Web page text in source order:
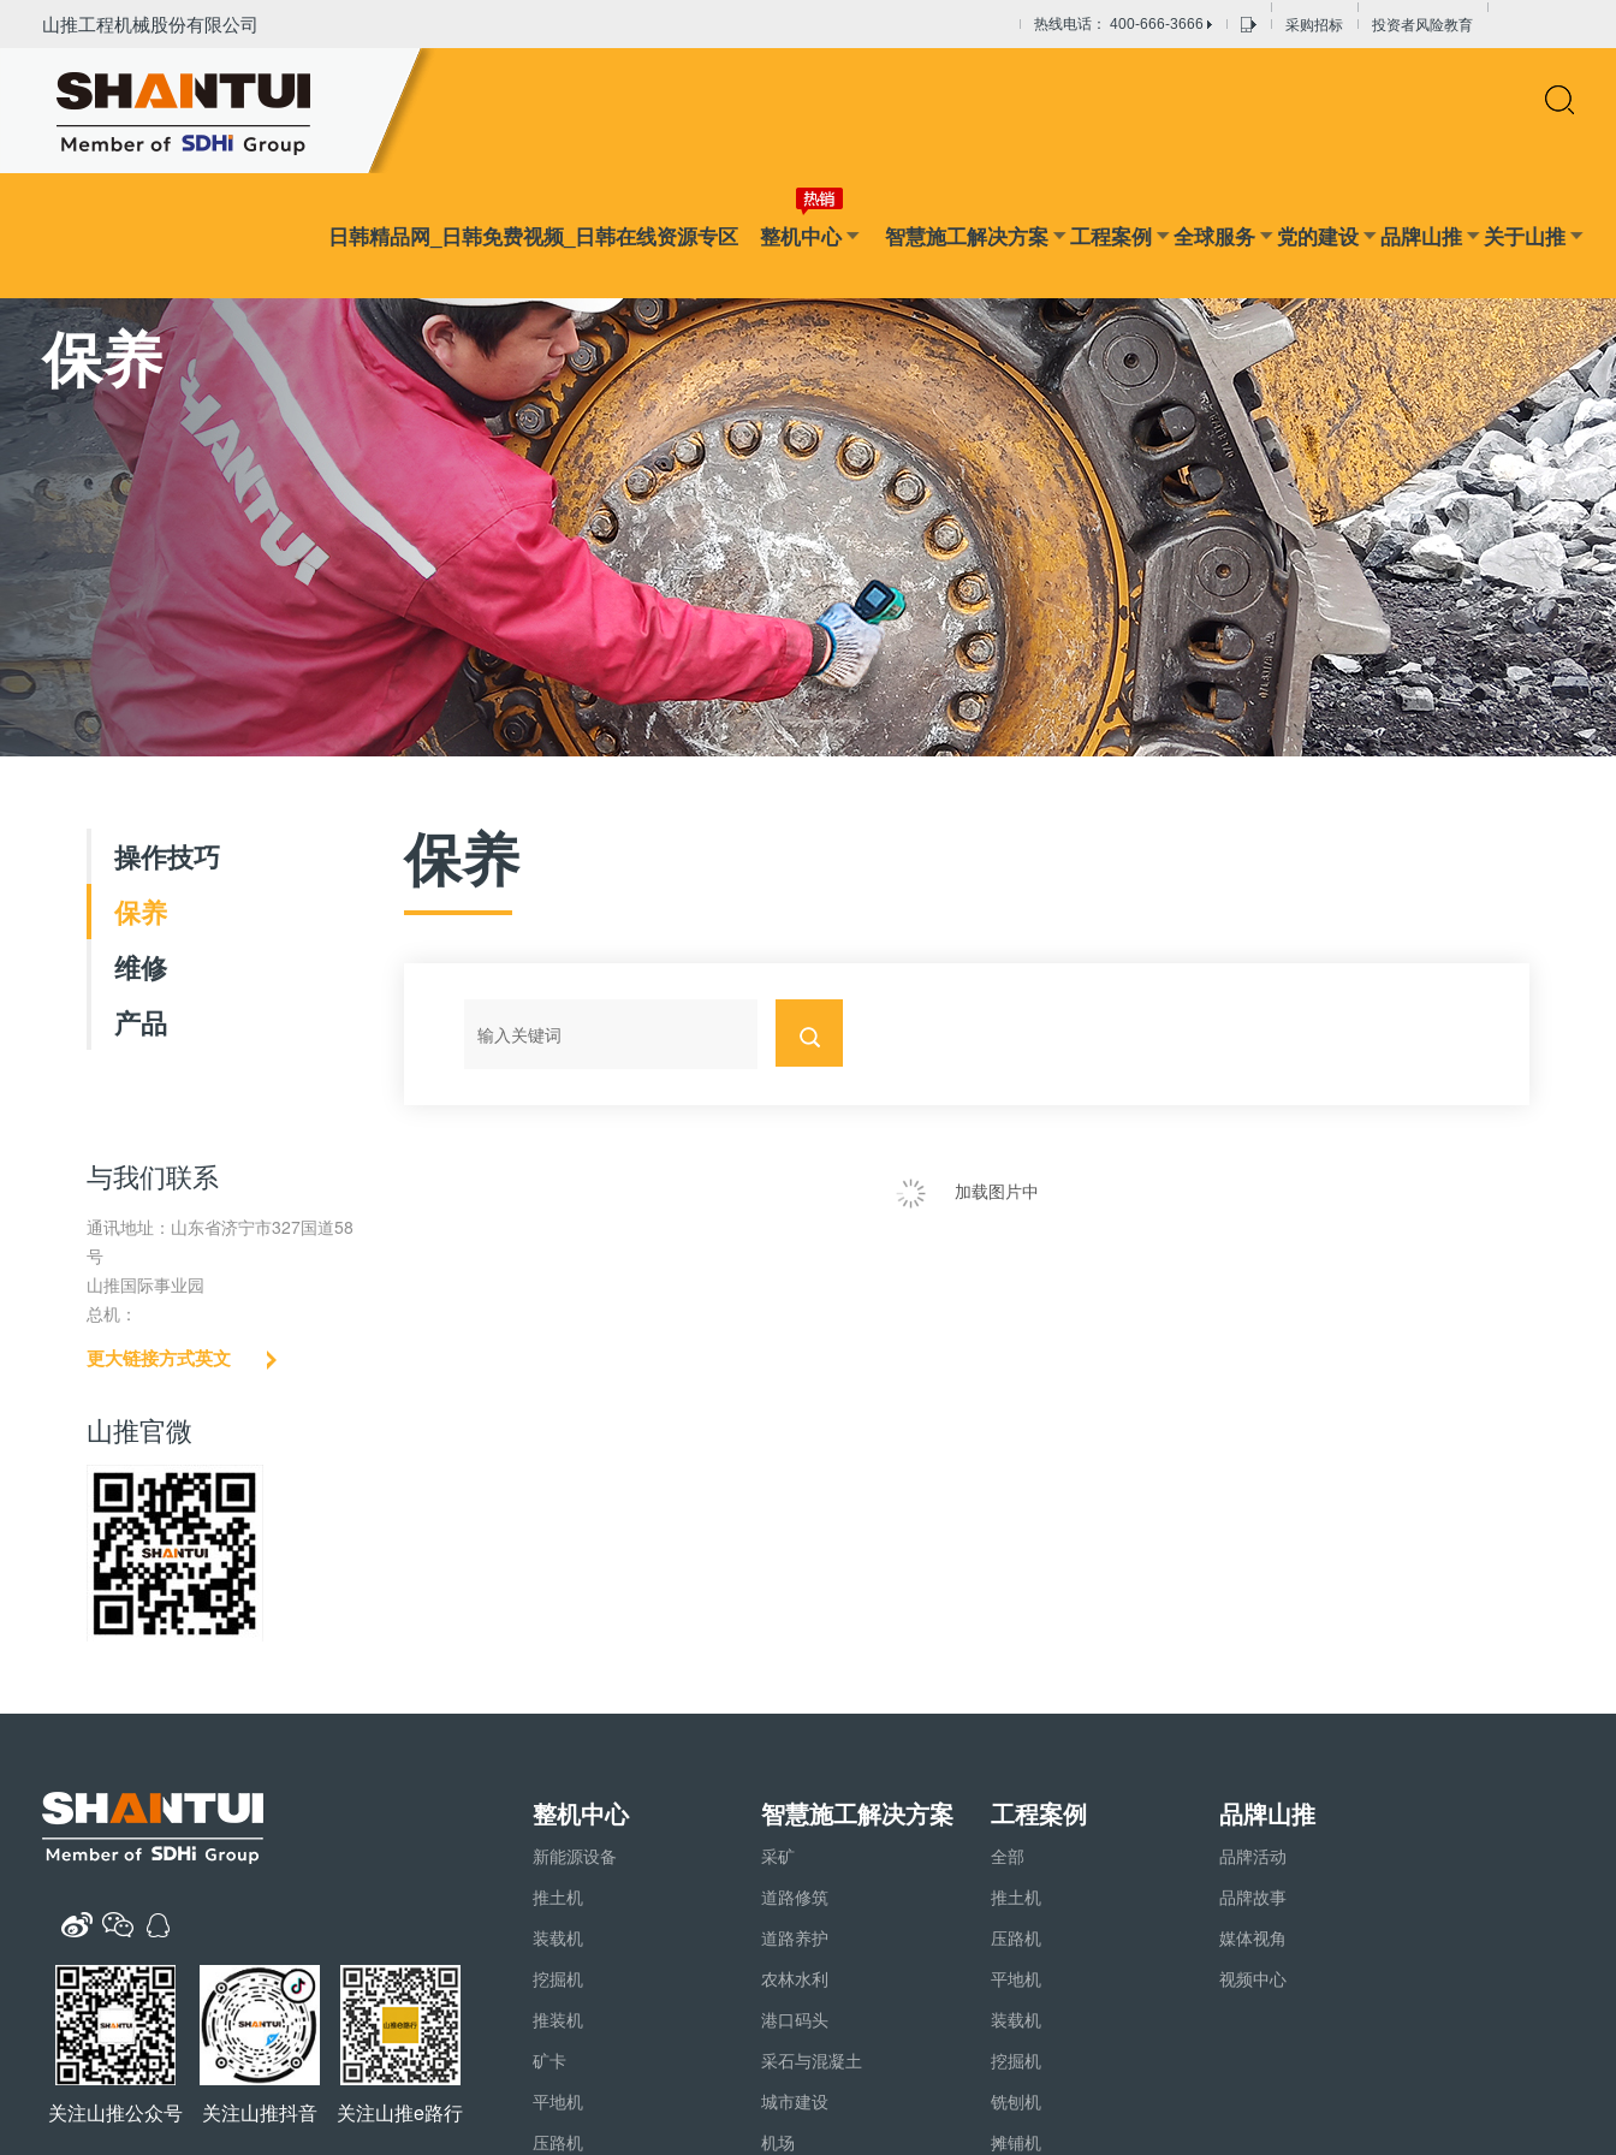
日韩精品网_日韩免费视频_日韩在线资源专区
山推工程机械股份有限公司 热线电话： 400-666-3666 采购招标 投资者风险教育
日韩精品网_日韩免费视频_日韩在线资源专区 整机中心 智慧施工解决方案 工程案例 全球服务 党的建设 品牌山推 关于山推
服务APP
保养
操作技巧
保养
维修
产品
与我们联系
通讯地址：山东省济宁市327国道58
号
山推国际事业园
总机：
更大链接方式英文
山推官微
保养
加载图片中
关注山推公众号 关注山推抖音 关注山推e路行
整机中心
新能源设备
推土机
装载机
挖掘机
推装机
矿卡
平地机
压路机
智慧施工解决方案
采矿
道路修筑
道路养护
农林水利
港口码头
采石与混凝土
城市建设
机场
工程案例
全部
推土机
压路机
平地机
装载机
挖掘机
铣刨机
摊铺机
品牌山推
品牌活动
品牌故事
媒体视角
视频中心